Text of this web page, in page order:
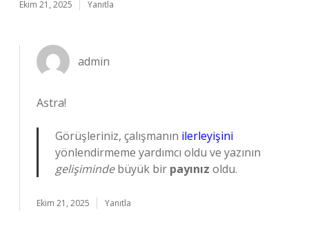
Ekim 21, 2025 Yanıtla
admin
Astra!
Görüşleriniz, çalışmanın ilerleyişini
yönlendirmeme yardımcı oldu ve yazının
gelişimindebüyük bir payınız oldu.
Ekim 21, 2025 Yanıtla